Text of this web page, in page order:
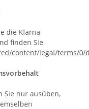
die Klarna
finden Sie
content/legal/terms/0/
Sie nur ausüben,